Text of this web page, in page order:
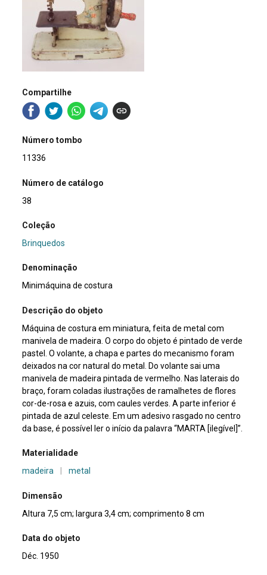
Compartilhe
Número tombo
11336
Número de catálogo
38
Coleção
Brinquedos
Denominação
Minimáquina de costura
Descrição do objeto
Máquina de costura em miniatura, feita de metal com
manivela de madeira. O corpo do objeto é pintado de verde
pastel. O volante, a chapa e partes do mecanismo foram
deixados na cor natural do metal. Do volante sai uma
manivela de madeira pintada de vermelho. Nas laterais do
braço, foram coladas ilustrações de ramalhetes de flores
cor-de-rosa e azuis, com caules verdes. A parte inferior é
pintada de azul celeste. Em um adesivo rasgado no centro
da base, é possível ler o início da palavra “MARTA [ilegível]”.
Materialidade
madeira
metal
Dimensão
Altura 7,5 cm; largura 3,4 cm; comprimento 8 cm
Data do objeto
Déc. 1950